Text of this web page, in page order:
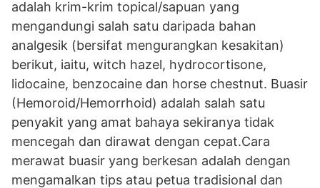
adalah krim-krim topical/sapuan yang
mengandungi salah satu daripada bahan
analgesik (bersifat mengurangkan kesakitan)
berikut, iaitu, witch hazel, hydrocortisone,
lidocaine, benzocaine dan horse chestnut. Buasir
(Hemoroid/Hemorrhoid) adalah salah satu
penyakit yang amat bahaya sekiranya tidak
mencegah dan dirawat dengan cepat.Cara
merawat buasir yang berkesan adalah dengan
mengamalkan tips atau petua tradisional dan